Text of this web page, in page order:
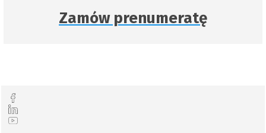
Zamów prenumeratę